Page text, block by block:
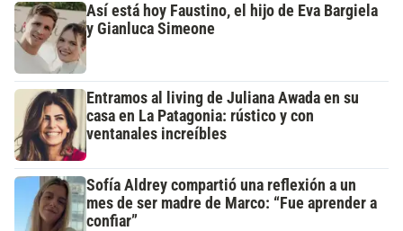
Así está hoy Faustino, el hijo de Eva Bargiela
y Gianluca Simeone
Entramos al living de Juliana Awada en su
casa en La Patagonia: rústico y con
ventanales increíbles
Sofía Aldrey compartió una reflexión a un
mes de ser madre de Marco: “Fue aprender a
confiar”